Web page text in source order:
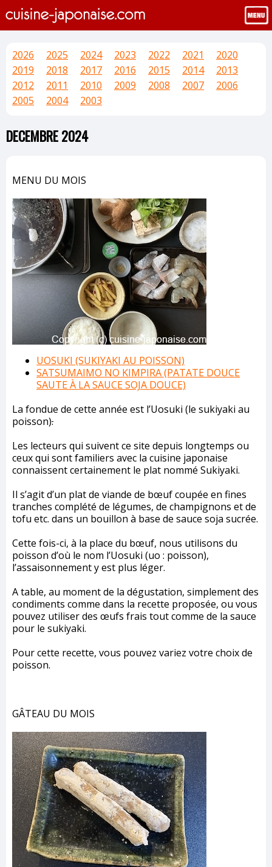
2026 2025 2024 2023 2022 2021
2020
2019
2018 2017 2016 2015 2014
2013
2012
2011 2010 2009 2008 2007
2006
2005
2004 2003
DECEMBRE 2024
MENU DU MOIS
UOSUKI (SUKIYAKI AU POISSON)
SATSUMAIMO NO KIMPIRA (PATATE DOUCE
SAUTE À LA SAUCE SOJA DOUCE)
La fondue de cette année est l’Uosuki (le sukiyaki au
poisson).
Les lecteurs qui suivent ce site depuis longtemps ou
ceux qui sont familiers avec la cuisine japonaise
connaissent certainement le plat nommé Sukiyaki.
Il s’agit d’un plat de viande de bœuf coupée en fines
tranches complété de légumes, de champignons et de
tofu etc. dans un bouillon à base de sauce soja sucrée.
Cette fois-ci, à la place du bœuf, nous utilisons du
poisson d’où le nom l’Uosuki (uo : poisson),
l’assaisonnement y est plus léger.
A table, au moment de la dégustation, simplement des
condiments comme dans la recette proposée, ou vous
pouvez utiliser des œufs frais tout comme de la sauce
pour le sukiyaki.
Pour cette recette, vous pouvez variez votre choix de
poisson.
GÂTEAU DU MOIS